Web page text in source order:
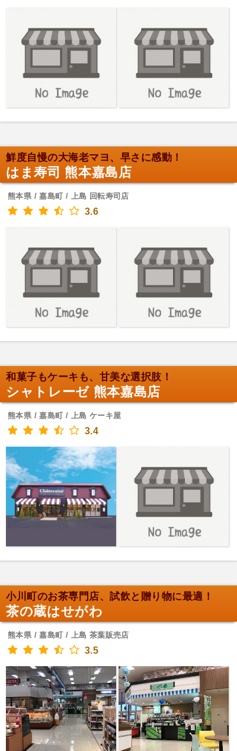
鮮度自慢の大海老マヨ、早さに感動！
はま寿司 熊本嘉島店
熊本県 / 嘉島町 / 上島 回転寿司店
3.6
和菓子もケーキも、甘美な選択肢！
シャトレーゼ 熊本嘉島店
熊本県 / 嘉島町 / 上島 ケーキ屋
3.4
小川町のお茶専門店、試飲と贈り物に最適！
茶の蔵はせがわ
熊本県 / 嘉島町 / 上島 茶葉販売店
3.5